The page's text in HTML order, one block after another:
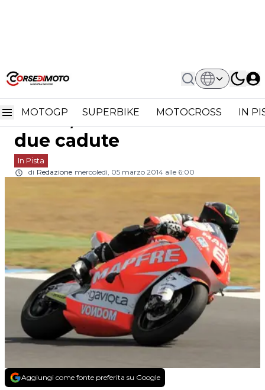
MOTOGP SUPERBIKE MOTOCROSS IN
Home In Pista
Moto2: Test A Phillip Island, Rabat
Moto2: Test a Phillip
Island, Rabat leader con
due cadute
In Pista
di Redazione mercoledì, 05 marzo 2014 alle 6:00
Aggiungi come fonte preferita su Google